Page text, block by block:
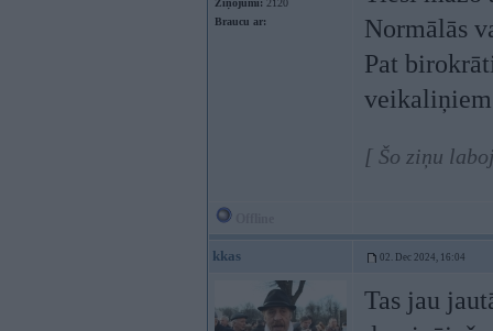
Ziņojumi: 2120
Braucu ar:
Normālās
Pat
[ Šo ziņu
kkas 02. Dec 2024, 16:04
Tas jau